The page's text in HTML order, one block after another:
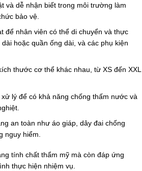
và dễ nhận biết trong môi trường làm
bảo vệ.
để nhân viên có thể di chuyển và thực
hoặc quần ống dài, và các phụ kiện
thước cơ thể khác nhau, từ XS đến XXL
lý để có khả năng chống thấm nước và
an toàn như áo giáp, dây đai chống
nguy hiểm.
tính chất thẩm mỹ mà còn đáp ứng
thực hiện nhiệm vụ.